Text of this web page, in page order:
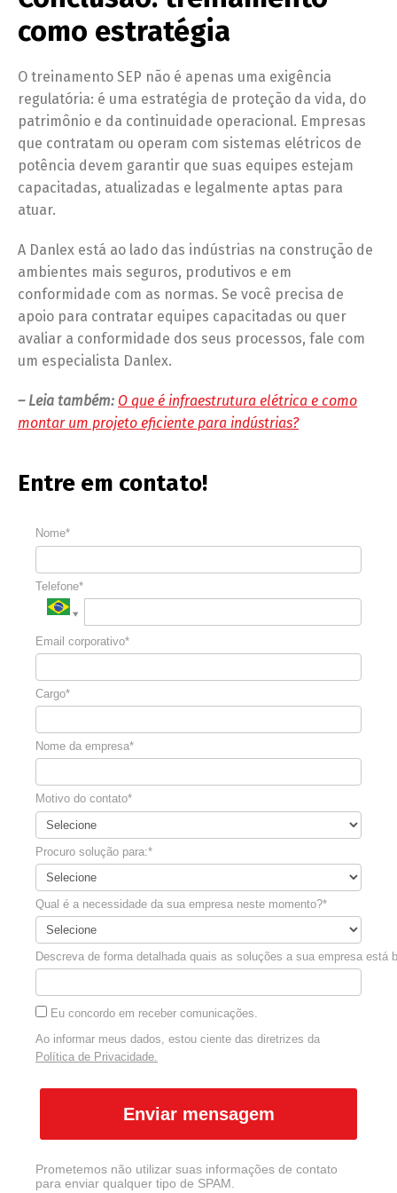
como estratégia
O treinamento SEP não é apenas uma exigência
regulatória: é uma estratégia de proteção da vida, do
patrimônio e da continuidade operacional. Empresas
que contratam ou operam com sistemas elétricos de
potência devem garantir que suas equipes estejam
capacitadas, atualizadas e legalmente aptas para
atuar.
A Danlex está ao lado das indústrias na construção de
ambientes mais seguros, produtivos e em
conformidade com as normas. Se você precisa de
apoio para contratar equipes capacitadas ou quer
avaliar a conformidade dos seus processos, fale com
um especialista Danlex.
– Leia também: O que é infraestrutura elétrica e como
montar um projeto eficiente para indústrias?
Entre em contato!
Nome*
Telefone*
Email corporativo*
Cargo*
Nome da empresa*
Motivo do contato*
Procuro solução para:*
Qual é a necessidade da sua empresa neste momento?*
Descreva de forma detalhada quais as soluções a sua empresa está
Eu concordo em receber comunicações.
Ao informar meus dados, estou ciente das diretrizes da
Política de Privacidade.
Enviar mensagem
Prometemos não utilizar suas informações de contato
para enviar qualquer tipo de SPAM.